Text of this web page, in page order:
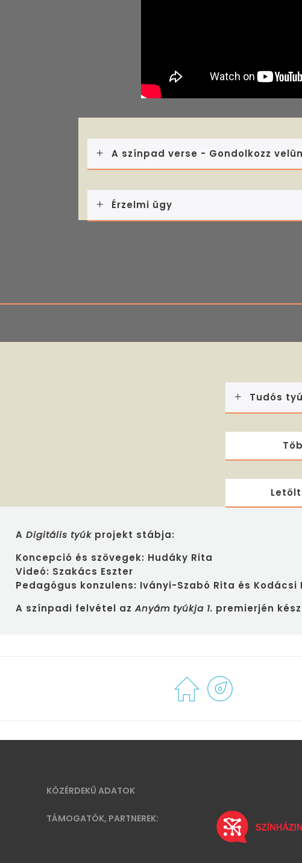
A színpad verse - Gondolkozz
Érzelmi ügy
Tudós
A Digitális tyúkprojekt stábja:
Koncepció és szövegek: Hudáky Rita
Videó: Szakács Eszter
Pedagógus konzulens: Iványi-Szabó Rita és Kodácsi
A színpadi felvétel azAnyám tyúkja 1. premierjén
KÖZÉRDEKŰ ADATOK
TÁMOGATÓK, PARTNEREK: